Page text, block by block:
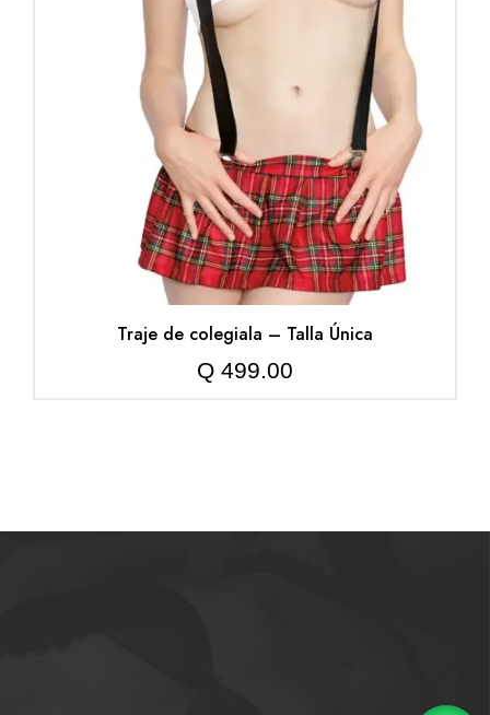
Traje de colegiala – Talla Única
Q 499.00